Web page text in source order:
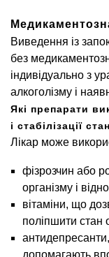
Виведення із
без
індивідуально з
алкоголізму і
Які препарати
і стабілізації
Лікар може
фізрозчин або
організму і
вітаміни, що
поліпшити стан